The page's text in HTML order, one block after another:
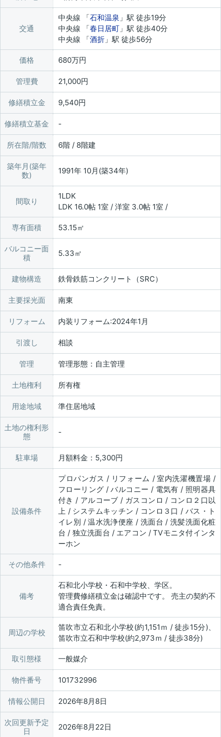
交通
中央線 「石和温泉 」駅 徒歩19分
中央線 「春日居町 」駅 徒歩40分
中央線 「酒折 」駅 徒歩56分
価格 680万円
管理費 21,000円
修繕積立金 9,540円
修繕積立基金
所在階/階数 6階 / 8階建
築年月(築年
数)
1991年 10月(築34年)
間取り
1LDK
LDK 16.0帖 1室 / 洋室 3.0帖 1室 /
専有面積 53.15㎡
バルコニー面
積
5.33㎡
建物構造 鉄骨鉄筋コンクリート（SRC）
主要採光面 南東
リフォーム 内装リフォーム:2024年1月
引渡し 相談
管理 管理形態：自主管理
土地権利 所有権
用途地域 準住居地域
土地の権利形
態
駐車場 月額料金：5,300円
設備条件
プロパンガス / リフォーム / 室内洗濯機置場 /
フローリング / バルコニー / 電気有 / 照明器具
付き / アルコーブ / ガスコンロ / コンロ２口以
上 / システムキッチン / コンロ３口 / バス・ト
イレ別 / 温水洗浄便座 / 洗面台 / 洗髪洗面化粧
台 / 独立洗面台 / エアコン / TVモニタ付インタ
ーホン
その他条件
備考
石和北小学校・石和中学校、学区。
管理費修繕積立金は確認中です。 売主の契約不
適合責任免責。
周辺の学校
笛吹市立石和北小学校(約1,151ｍ / 徒歩15分)、
笛吹市立石和中学校(約2,973ｍ / 徒歩38分)
取引態様 一般媒介
物件番号 101732996
情報公開日 2026年8月8日
次回更新予定
日
2026年8月22日